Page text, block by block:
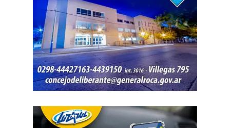
intervención del Gabinete de Criminalística, que realizó
las pericias correspondientes. Otros elementos
encontrados quedaron bajo resguardo para determinar su
procedencia.
Por disposición de la Fiscalía de turno, ambos hombres
permanecen detenidos en el marco de una causa por